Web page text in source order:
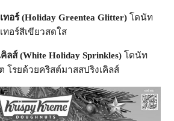
อร์ (Holiday Greentea Glitter) โดนัท
ทอร์สีเขียวสดใส
ลส์ (White Holiday Sprinkles) โดนัท
โรยด้วยคริสต์มาสสปริงเคิลส์